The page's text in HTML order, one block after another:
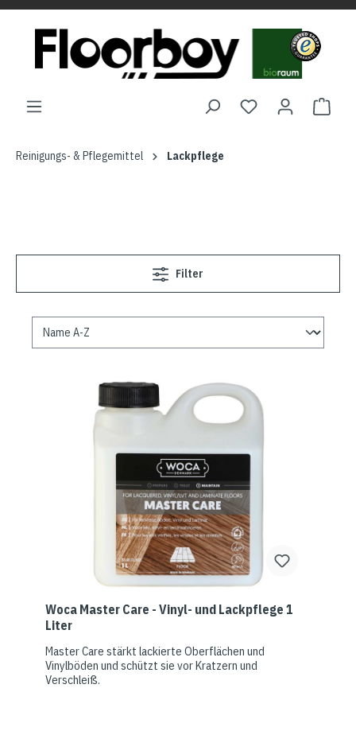
Reinigungs- & Pflegemittel Lackpflege
Filter
Woca Master Care - Vinyl- und Lackpflege 1
Liter
Master Care stärkt lackierte Oberflächen und
Vinylböden und schützt sie vor Kratzern und
Verschleiß.